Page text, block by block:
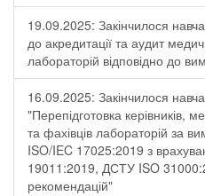
19.09.2025: Закінчилося
до акредитації та аудит
лабораторій відповідно до
16.09.2025: Закінчилося
"Перепідготовка керівників,
та фахівців лабораторій за
ISO/IEC 17025:2019 з
19011:2019, ДСТУ ISO
рекомендацій"